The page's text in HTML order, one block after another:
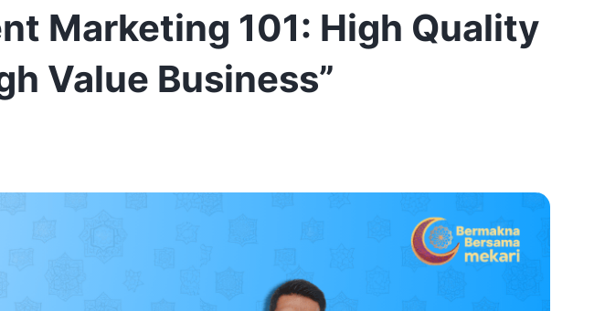
Marketing 101: High Quality
Value Business”